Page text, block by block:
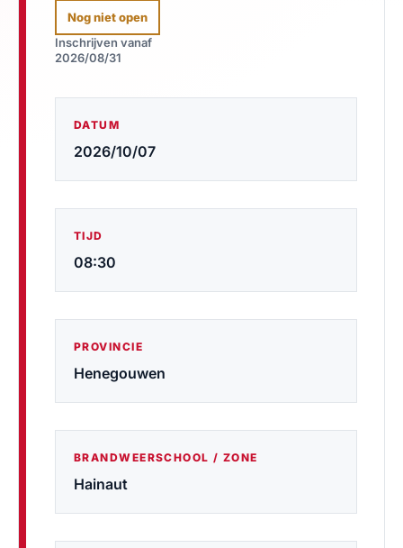
Nog niet open
Inschrijven vanaf
2026/08/31
DATUM
2026/10/07
TIJD
08:30
PROVINCIE
Henegouwen
BRANDWEERSCHOOL / ZONE
Hainaut